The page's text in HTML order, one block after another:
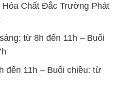
Hóa Chất Đắc Trường Phát
từ 8h đến 11h – Buổi
đến 11h – Buổi chiều: từ